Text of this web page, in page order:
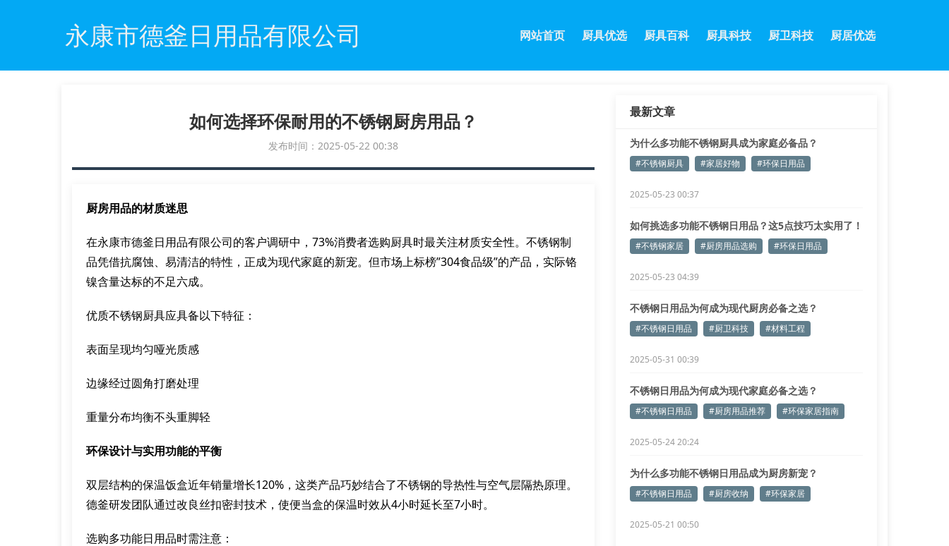
永康市德釜日用品有限公司 网站首页 厨具优选 厨具百科 厨具科技 厨卫科技 厨居优选
如何选择环保耐用的不锈钢厨房用品？
发布时间：2025-05-22 00:38
厨房用品的材质迷思
在永康市德釜日用品有限公司的客户调研中，73%消费者选购厨具时最关注材质安全性。不锈钢制
品凭借抗腐蚀、易清洁的特性，正成为现代家庭的新宠。但市场上标榜”304食品级”的产品，实际铬
镍含量达标的不足六成。
优质不锈钢厨具应具备以下特征：
表面呈现均匀哑光质感
边缘经过圆角打磨处理
重量分布均衡不头重脚轻
环保设计与实用功能的平衡
双层结构的保温饭盒近年销量增长120%，这类产品巧妙结合了不锈钢的导热性与空气层隔热原理。
德釜研发团队通过改良丝扣密封技术，使便当盒的保温时效从4小时延长至7小时。
选购多功能日用品时需注意：
最新文章
为什么多功能不锈钢厨具成为家庭必备品？
#不锈钢厨具 #家居好物 #环保日用品
2025-05-23 00:37
如何挑选多功能不锈钢日用品？这5点技巧太实用了！
#不锈钢家居 #厨房用品选购 #环保日用品
2025-05-23 04:39
不锈钢日用品为何成为现代厨房必备之选？
#不锈钢日用品 #厨卫科技 #材料工程
2025-05-31 00:39
不锈钢日用品为何成为现代家庭必备之选？
#不锈钢日用品 #厨房用品推荐 #环保家居指南
2025-05-24 20:24
为什么多功能不锈钢日用品成为厨房新宠？
#不锈钢日用品 #厨房收纳 #环保家居
2025-05-21 00:50